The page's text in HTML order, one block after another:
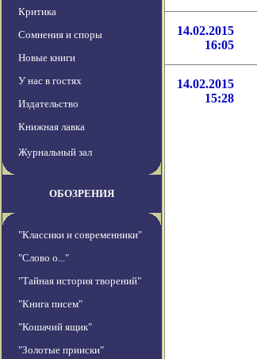
Критика
Сомнения и споры
Новые книги
У нас в гостях
Издательство
Книжная лавка
Журнальный зал
ОБОЗРЕНИЯ
"Классики и современники"
"Слово о..."
"Тайная история творений"
"Книга писем"
"Кошачий ящик"
"Золотые прииски"
14.02.2015
16:05
14.02.2015
15:28